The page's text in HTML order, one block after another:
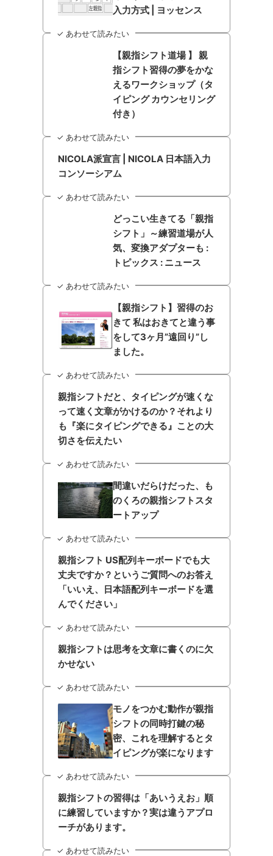
入力方式 | ヨッセンス
✓ あわせて読みたい
【親指シフト道場 】 親
指シフト習得の夢をかな
えるワークショップ（タ
イピング カウンセリング
付き）
✓ あわせて読みたい
NICOLA派宣言 | NICOLA 日本語入力
コンソーシアム
✓ あわせて読みたい
どっこい生きてる「親指
シフト」～練習道場が人
気、変換アダプターも :
トピックス : ニュース
✓ あわせて読みたい
【親指シフト】習得のお
きて 私はおきてと違う事
をして3ヶ月”遠回り”し
ました。
✓ あわせて読みたい
親指シフトだと、タイピングが速くな
って速く文章がかけるのか？それより
も『楽にタイピングできる』ことの大
切さを伝えたい
✓ あわせて読みたい
間違いだらけだった、も
のくろの親指シフトスタ
ートアップ
✓ あわせて読みたい
親指シフト US配列キーボードでも大
丈夫ですか？というご質問へのお答え
「いいえ、日本語配列キーボードを選
んでください」
✓ あわせて読みたい
親指シフトは思考を文章に書くのに欠
かせない
✓ あわせて読みたい
モノをつかむ動作が親指
シフトの同時打鍵の秘
密、これを理解するとタ
イピングが楽になります
✓ あわせて読みたい
親指シフトの習得は「あいうえお」順
に練習していますか？実は違うアプロ
ーチがあります。
✓ あわせて読みたい